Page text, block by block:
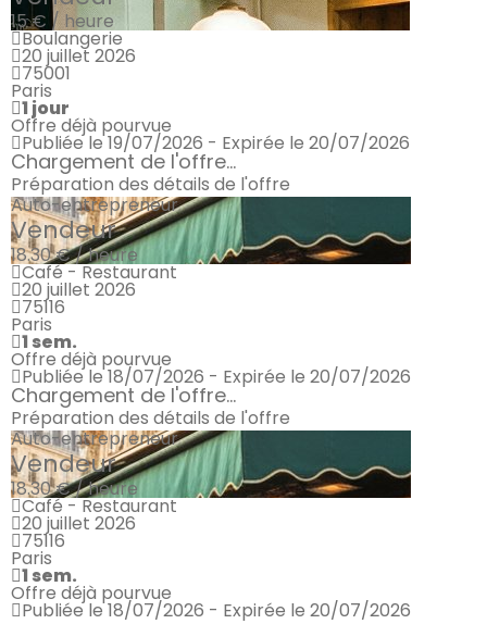
15 € / heure
Boulangerie
20 juillet 2026
75001
Paris
1 jour
Offre déjà pourvue
Publiée le 19/07/2026 - Expirée le 20/07/2026
Chargement de l'offre...
Préparation des détails de l'offre
Auto-entrepreneur
Vendeur
18.30 € / heure
Café - Restaurant
20 juillet 2026
75116
Paris
1 sem.
Offre déjà pourvue
Publiée le 18/07/2026 - Expirée le 20/07/2026
Chargement de l'offre...
Préparation des détails de l'offre
Auto-entrepreneur
Vendeur
18.30 € / heure
Café - Restaurant
20 juillet 2026
75116
Paris
1 sem.
Offre déjà pourvue
Publiée le 18/07/2026 - Expirée le 20/07/2026